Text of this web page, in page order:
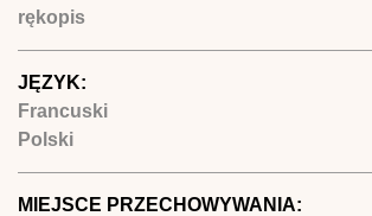
rękopis
JĘZYK:
Francuski
Polski
MIEJSCE PRZECHOWYWANIA: